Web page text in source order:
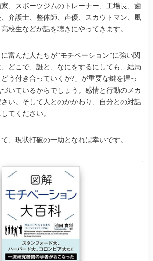
、スポーツジムのトレーナー、工場長、歯
弁護士、整体師、声優、スカウトマン、風
校生などが話を聴きにやってきます。
富んだ人たちが“モチベーション”に強い関
どこで、誰と、なにをするにしても、結局
どう付き合っていくか?」が重要な鍵を握っ
いているからでしょう。感情と行動のメカ
い。そして人とのかかわり、自分との対話
てください。
、現状打破の一助となれば幸いです。